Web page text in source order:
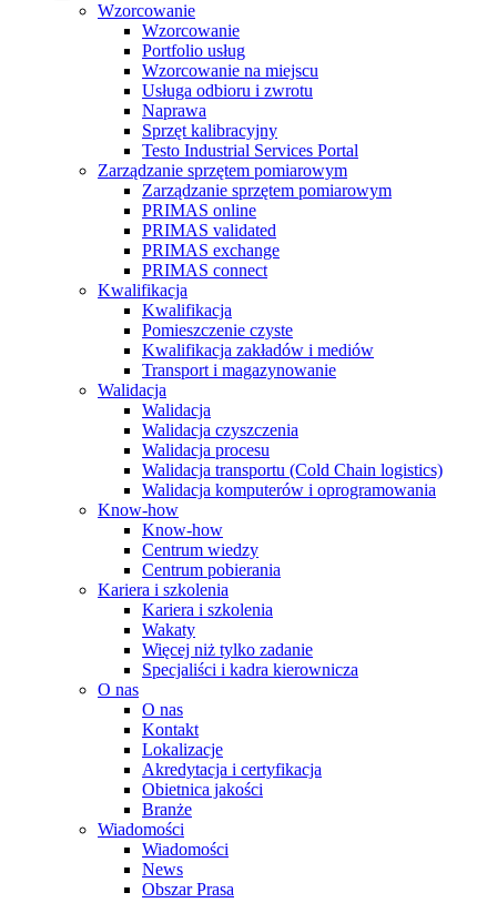
Wzorcowanie
Wzorcowanie
Portfolio usług
Wzorcowanie na miejscu
Usługa odbioru i zwrotu
Naprawa
Sprzęt kalibracyjny
Testo Industrial Services Portal
Zarządzanie sprzętem pomiarowym
Zarządzanie sprzętem pomiarowym
PRIMAS online
PRIMAS validated
PRIMAS exchange
PRIMAS connect
Kwalifikacja
Kwalifikacja
Pomieszczenie czyste
Kwalifikacja zakładów i mediów
Transport i magazynowanie
Walidacja
Walidacja
Walidacja czyszczenia
Walidacja procesu
Walidacja transportu (Cold Chain logistics)
Walidacja komputerów i oprogramowania
Know-how
Know-how
Centrum wiedzy
Centrum pobierania
Kariera i szkolenia
Kariera i szkolenia
Wakaty
Więcej niż tylko zadanie
Specjaliści i kadra kierownicza
O nas
O nas
Kontakt
Lokalizacje
Akredytacja i certyfikacja
Obietnica jakości
Branże
Wiadomości
Wiadomości
News
Obszar Prasa